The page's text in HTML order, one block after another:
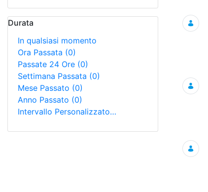
Durata
In qualsiasi momento
Ora Passata (0)
Passate 24 Ore (0)
Settimana Passata (0)
Mese Passato (0)
Anno Passato (0)
Intervallo Personalizzato…